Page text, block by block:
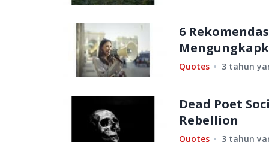
6
Quotes 3 tahun
Dead Poet
Rebellion
Quotes 3 tahun